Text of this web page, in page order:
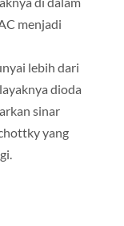
menjadi
lebih dari
dioda
sinar
yang